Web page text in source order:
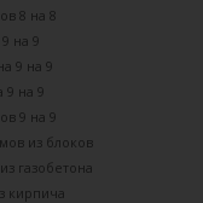
8 на 8
на 9
9 на 9
9 на 9
9 на 9
из блоков
газобетона
кирпича